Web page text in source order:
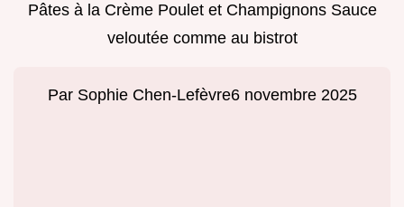
Pâtes à la Crème Poulet et Champignons Sauce
veloutée comme au bistrot
Par Sophie Chen-Lefèvre6 novembre 2025